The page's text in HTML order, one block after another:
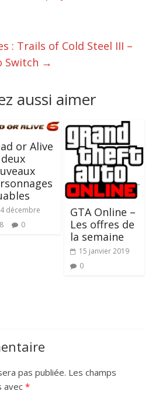
: Trails of Cold Steel III –
Switch →
aussi aimer
or Alive
décembre
0
GTA Online –
Les offres de
la semaine
15 janvier 2019
0
pas publiée. Les champs
avec*